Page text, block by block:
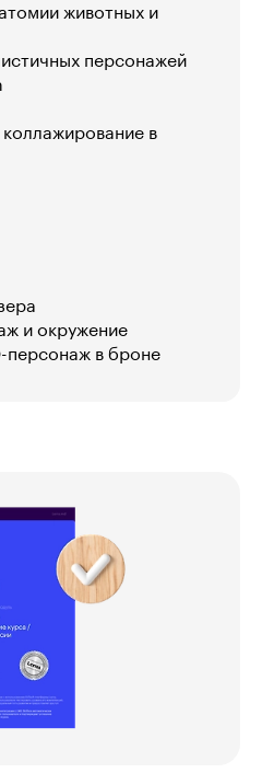
животных и
персонажей
в
под рендер
и окружение
персонаж в броне